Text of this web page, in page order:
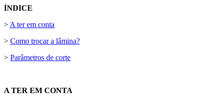
ÍNDICE
>A ter em conta
> Como trocar a lâmina?
> Parâmetros de corte
A TER EM CONTA